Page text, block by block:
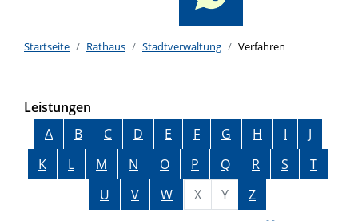
Startseite Rathaus Stadtverwaltung Verfahren
Leistungen
Alphabetisches Register überspringen
A B C D E F G H I
J
K
L M N O P Q R S
T
U
V W X Y Z